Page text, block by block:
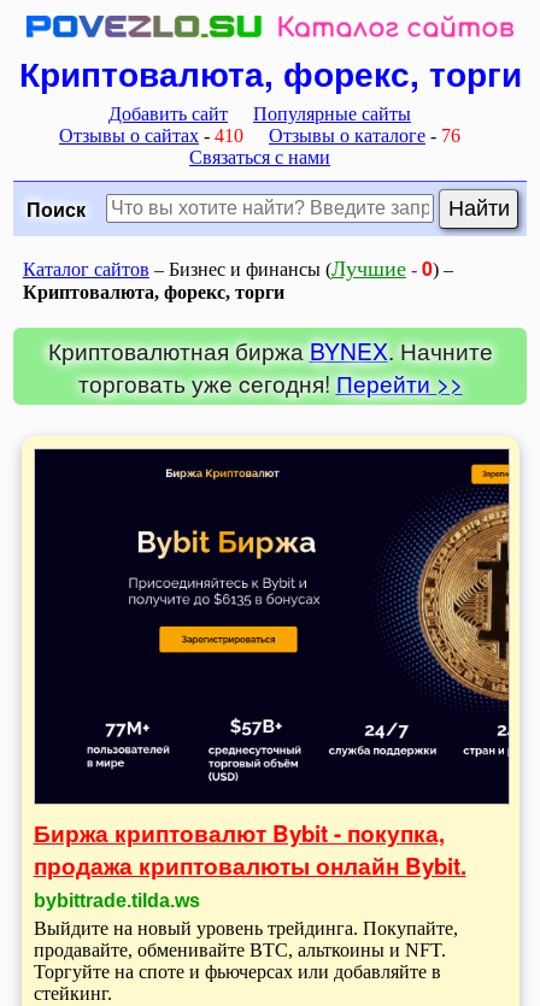
Криптовалюта, форекс, торги
Добавить сайт
Популярные сайты
Отзывы о сайтах - 410 Отзывы о каталоге - 76
Связаться с нами
Поиск
Каталог сайтов – Бизнес и финансы (Лучшие - 0) –
Криптовалюта, форекс, торги
Криптовалютная биржаBYNEX. Начните
торговать уже cегодня!Перейти >>
Биржа криптовалют Bybit - покупка,
продажа криптовалюты онлайн Bybit.
bybittrade.tilda.ws
Выйдите на новый уровень трейдинга. Покупайте,
продавайте, обменивайте BTC, альткоины и NFT.
Торгуйте на споте и фьючерсах или добавляйте в
стейкинг.